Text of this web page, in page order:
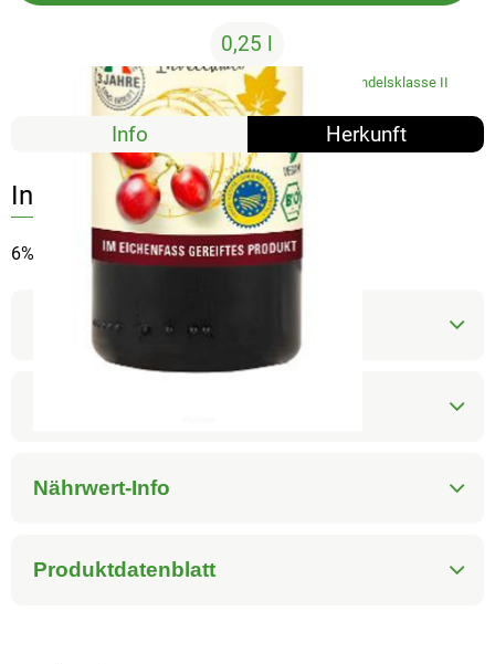
0,25 l
9,59 €/ 0,25 l 38,36 €/ l 7% MwSt Handelsklasse II
Info Herkunft
Info
6% Säure
Produktinformationen
Nährwert-Info
Produktdatenblatt